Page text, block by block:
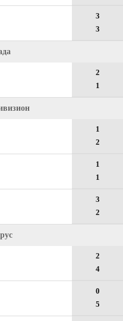
3
3
2
1
1
2
1
1
3
2
2
4
0
5